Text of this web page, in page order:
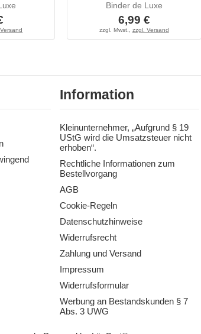
Binder de Luxe
6,99 €
zzgl. Mwst., zzgl. Versand
Information
Kleinunternehmer, „Aufgrund § 19
UStG wird die Umsatzsteuer nicht
erhoben“.
Rechtliche Informationen zum
Bestellvorgang
AGB
Cookie-Regeln
Datenschutzhinweise
Widerrufsrecht
Zahlung und Versand
Impressum
Widerrufsformular
Werbung an Bestandskunden § 7
Abs. 3 UWG